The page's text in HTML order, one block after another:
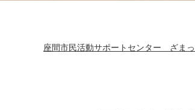
座間市民活動サポートセンター ざまっ